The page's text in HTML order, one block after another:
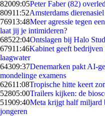
82009:05Peter Faber (82)
80911:52Amsterdams
76913:48Meer agressie tegen
laat jij je intimideren?
68522:04Ontslagen bij Halo
67911:46Kabinet geeft bedrijven
laagwater
64309:37Denemarken pakt AI-
mondelinge examens
62611:08Tropische hitte keert
52805:00Trailers kijken: de
51909:40Meta krijgt half miljard
jongeren